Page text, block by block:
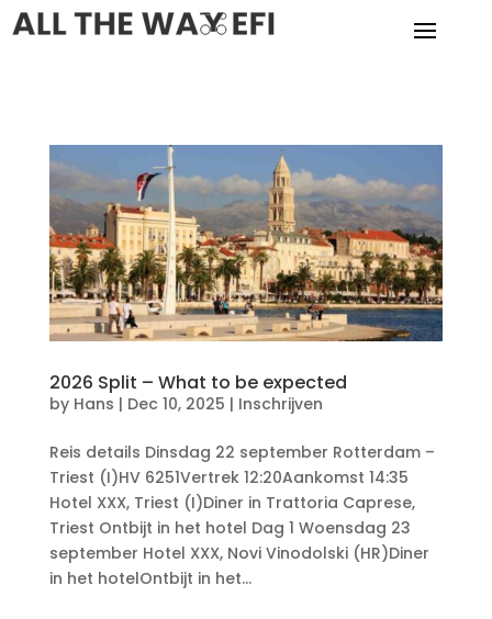
2026 Split – What to be expected
by Hans | Dec 10, 2025 | Inschrijven
Reis details Dinsdag 22 september Rotterdam –
Triest (I)HV 6251Vertrek 12:20Aankomst 14:35
Hotel XXX, Triest (I)Diner in Trattoria Caprese,
Triest Ontbijt in het hotel Dag 1 Woensdag 23
september Hotel XXX, Novi Vinodolski (HR)Diner
in het hotelOntbijt in het...